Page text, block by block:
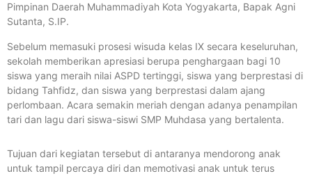
Pimpinan Daerah Muhammadiyah Kota Yogyakarta, Bapak Agni
Sutanta, S.IP.
Sebelum memasuki prosesi wisuda kelas IX secara keseluruhan,
sekolah memberikan apresiasi berupa penghargaan bagi 10
siswa yang meraih nilai ASPD tertinggi, siswa yang berprestasi di
bidang Tahfidz, dan siswa yang berprestasi dalam ajang
perlombaan. Acara semakin meriah dengan adanya penampilan
tari dan lagu dari siswa-siswi SMP Muhdasa yang bertalenta.
Tujuan dari kegiatan tersebut di antaranya mendorong anak
untuk tampil percaya diri dan memotivasi anak untuk terus